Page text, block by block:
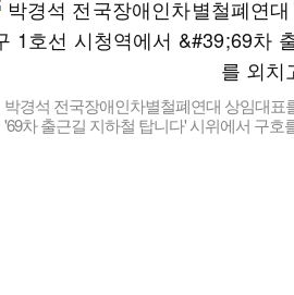
박경석 전국장애인차별철폐연대 상임대표
'69차 출근길 지하철 탑니다' 시위에서 구호